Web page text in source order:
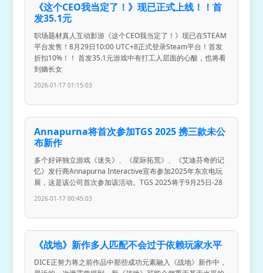
《这个CEO我当定了！》现已正式上线！！首
发35.1元
职场题材真人互动影游《这个CEO我当定了！》现已在STEAM
平台发售！8月29日10:00 UTC+8正式登录Steam平台！首发
折扣10%！！ 首发35.1元游戏中有打工人层面的心酸，也将看
到嫡长女
2026-01-17 01:15:03
Annapurna将首次参加TGS 2025 携三款未公
布新作
多个好评独立游戏《迷失》、《星际拓荒》、《艾迪芬奇的记
忆》发行商Annapurna Interactive宣布参加2025年东京电玩
展，这是该公司首次参加该活动。TGS 2025将于9月25日-28
2026-01-17 00:45:03
《战地》新作多人匹配不会过于依赖玩家水平
DICE正努力将之前作品中那些成功元素融入《战地》新作中，